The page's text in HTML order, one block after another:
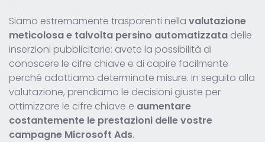
Siamo estremamente trasparenti nella valutazione
meticolosa e talvolta persino automatizzata delle
inserzioni pubblicitarie: avete la possibilità di
conoscere le cifre chiave e di capire facilmente
perché adottiamo determinate misure. In seguito alla
valutazione, prendiamo le decisioni giuste per
ottimizzare le cifre chiave e aumentare
costantemente le prestazioni delle vostre
campagne Microsoft Ads.